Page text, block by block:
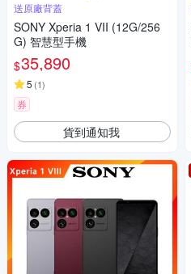
送原廠背蓋
SONY Xperia 1 VII (12G/256
G) 智慧型手機
$35,890
5 (1)
券
貨到通知我